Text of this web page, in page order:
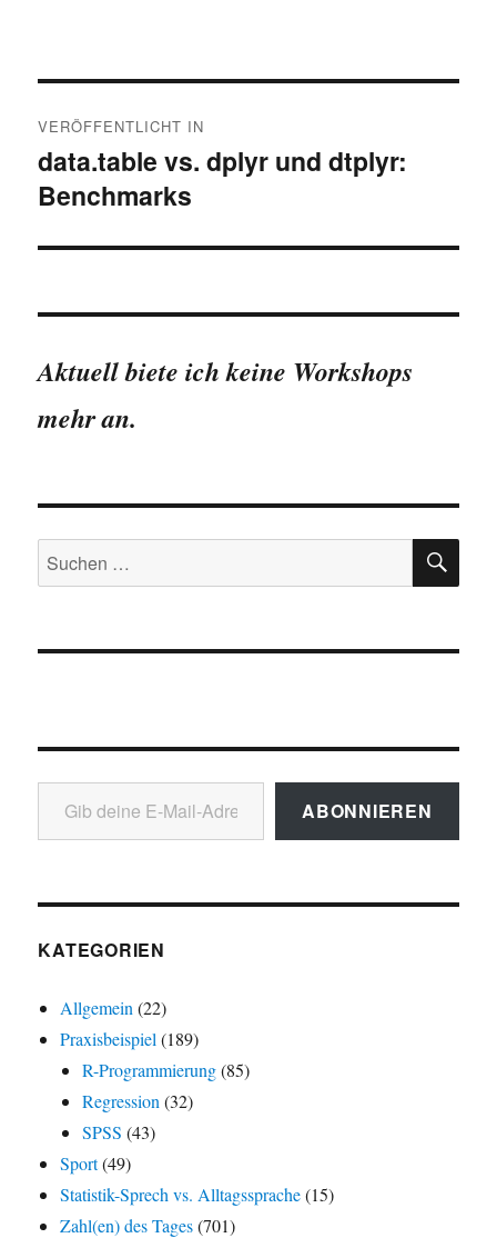
VERÖFFENTLICHT IN
data.table vs. dplyr und dtplyr:
Benchmarks
Aktuell biete ich keine Workshops
mehr an.
Suchen
nach:
Gib deine E-Mail-Adresse ein ...
ABONNIEREN
KATEGORIEN
Allgemein (22)
Praxisbeispiel (189)
R-Programmierung(85)
Regression (32)
SPSS (43)
Sport(49)
Statistik-Sprech vs. Alltagssprache(15)
Zahl(en) des Tages(701)